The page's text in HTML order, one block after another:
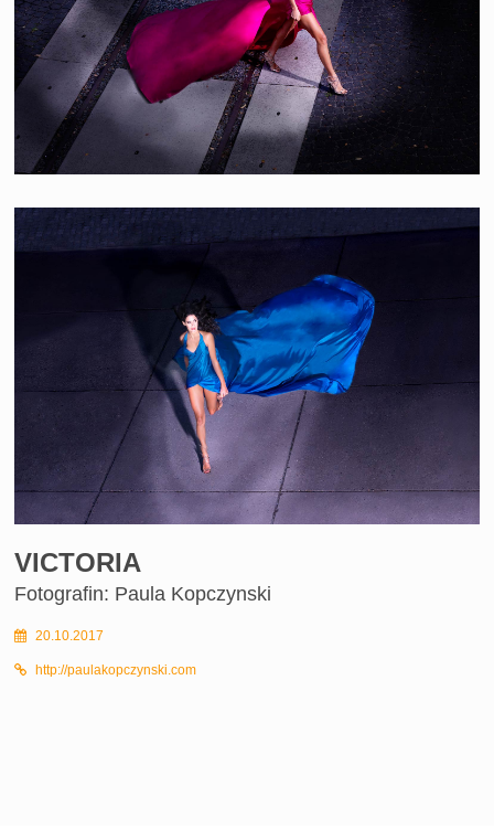
VICTORIA
Fotografin: Paula Kopczynski
20.10.2017
http://paulakopczynski.com